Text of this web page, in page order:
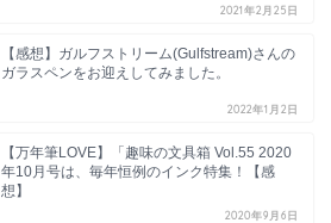
2021年2月25日
【感想】ガルフストリーム(Gulfstream)さんの
ガラスペンをお迎えしてみました。
2022年1月2日
【万年筆LOVE】「趣味の文具箱 Vol.55 2020
年10月号は、毎年恒例のインク特集！【感
想】
2020年9月6日